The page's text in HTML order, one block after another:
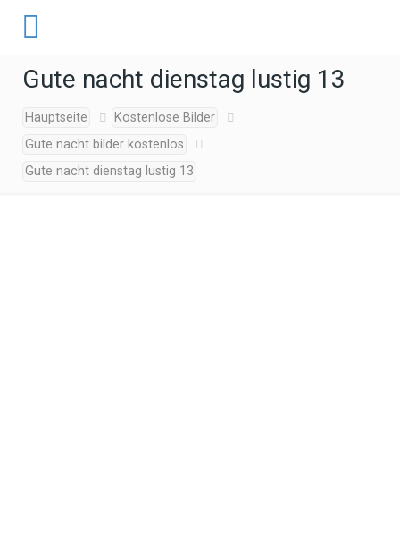
Gute nacht dienstag lustig 13
Hauptseite
Kostenlose Bilder
Gute nacht bilder kostenlos
Gute nacht dienstag lustig 13